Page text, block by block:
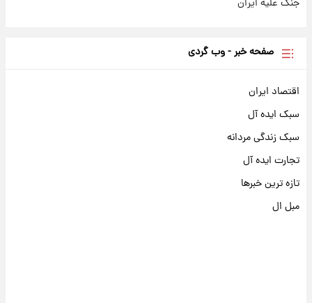
جنگ علیه ایران
صفحه خبر - وب گردی
اقتصاد ایران
سبک ایده آل
سبک زندگی مردانه
تجارت ایده آل
تازه ترین خبرها
مبل ال